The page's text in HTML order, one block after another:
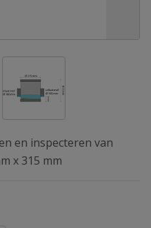
en inspecteren van
x 315 mm